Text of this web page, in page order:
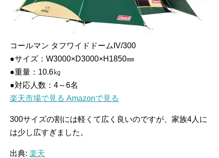
コールマン タフワイドドームIV/300
●サイズ：W3000×D3000×H1850㎜
●重量：10.6㎏
●対応人数：4～6名
楽天市場で見る Amazonで見る
300サイズの割には軽くて広く良いのですが、家族4人に
は少し広すぎました。
出典: 楽天